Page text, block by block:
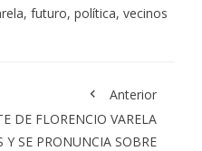
, futuro, política, vecinos
Anterior
DE FLORENCIO VARELA
Y SE PRONUNCIA SOBRE